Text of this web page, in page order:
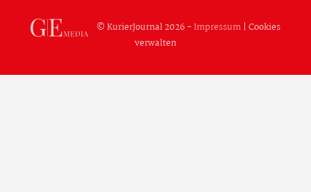
© KurierJournal 2026 -Impressum| Cookies
verwalten